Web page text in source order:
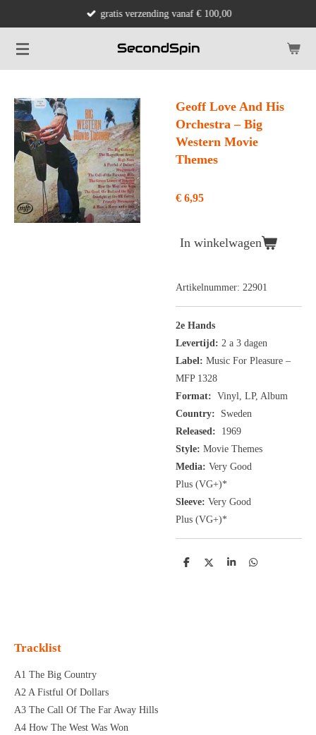
naar
de
gratis verzending vanaf € 100,00
Geoff Love And His
Orchestra ‎– Big
Western Movie
Themes
€ 6,95
In winkelwagen
Artikelnummer: 22901
2e Hands
Levertijd: 2 a 3 dagen
Label: Music For Pleasure ‎–
MFP 1328
Format: Vinyl, LP, Album
Country: Sweden
Released: 1969
Style: Movie Themes
Media: Very Good
Plus (VG+)*
Sleeve: Very Good
Plus (VG+)*
D
D
S
D
Tracklist
A1 The Big Country
A2 A Fistful Of Dollars
A3 The Call Of The Far Away Hills
A4 How The West Was Won